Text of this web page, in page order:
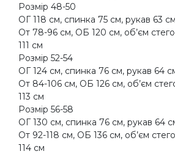
Розмір 48-50
ОГ 118 см, спинка 75 см, рукав 63
От 78-96 см, ОБ 120 см, об’єм
111 см
Розмір 52-54
ОГ 124 см, спинка 76 см, рукав 64
От 84-106 см, ОБ 126 см, об’єм
113 см
Розмір 56-58
ОГ 130 см, спинка 76 см, рукав 64
От 92-118 см, ОБ 136 см, об’єм
114 см